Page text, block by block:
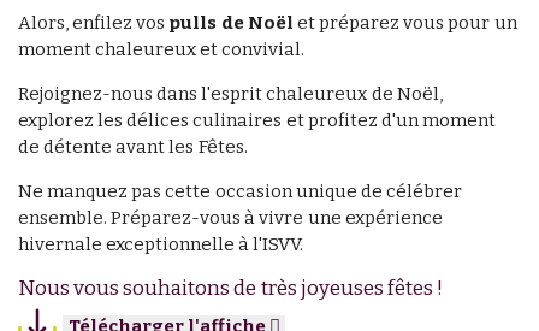
Alors, enfilez vos pulls de Noël et préparez vous pour un
moment chaleureux et convivial.
Rejoignez-nous dans l'esprit chaleureux de Noël,
explorez les délices culinaires et profitez d'un moment
de détente avant les Fêtes.
Ne manquez pas cette occasion unique de célébrer
ensemble. Préparez-vous à vivre une expérience
hivernale exceptionnelle à l'ISVV.
Nous vous souhaitons de très joyeuses fêtes !
Télécharger l'affiche